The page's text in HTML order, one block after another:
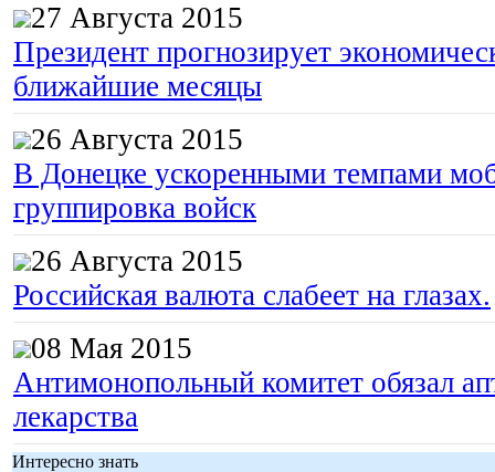
27 Августа 2015
Президент прогнозирует
ближайшие месяцы
26 Августа 2015
В Донецке ускоренными темпами
группировка войск
26 Августа 2015
Российская валюта слабеет на глазах.
08 Мая 2015
Антимонопольный комитет обязал
лекарства
Интересно знать